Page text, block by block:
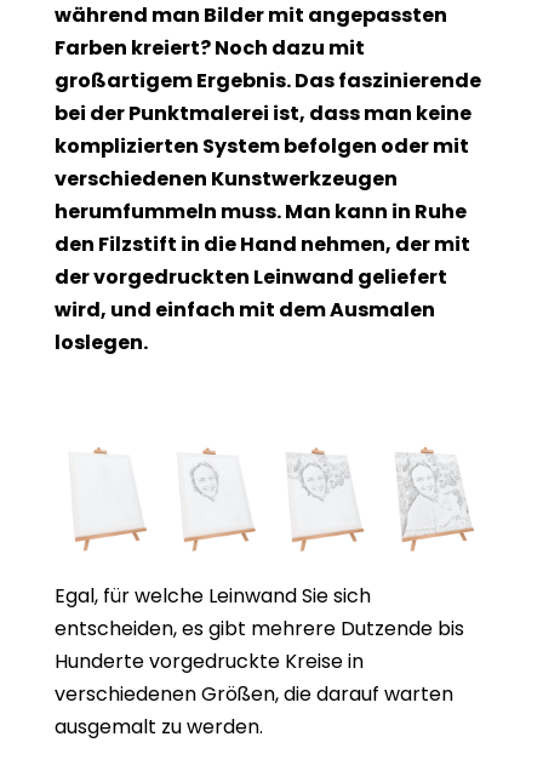
während man Bilder mit angepassten
Farben kreiert? Noch dazu mit
großartigem Ergebnis. Das faszinierende
bei der Punktmalerei ist, dass man keine
komplizierten System befolgen oder mit
verschiedenen Kunstwerkzeugen
herumfummeln muss. Man kann in Ruhe
den Filzstift in die Hand nehmen, der mit
der vorgedruckten Leinwand geliefert
wird, und einfach mit dem Ausmalen
loslegen.
Egal, für welche Leinwand Sie sich
entscheiden, es gibt mehrere Dutzende bis
Hunderte vorgedruckte Kreise in
verschiedenen Größen, die darauf warten
ausgemalt zu werden.